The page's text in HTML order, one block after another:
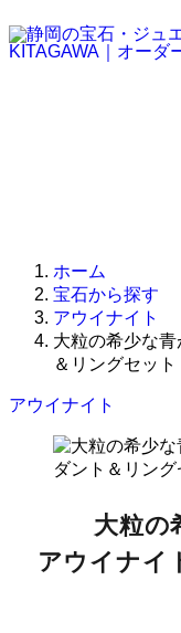
ホーム
宝石から探す
アウイナイト
大粒の希少な
＆リングセット
アウイナイト
大粒の
アウイナイ